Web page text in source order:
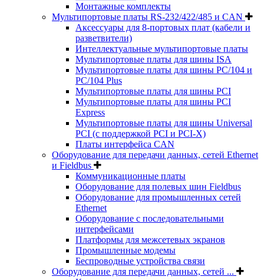
Монтажные комплекты
Мультипортовые платы RS-232/422/485 и CAN
Аксессуары для 8-портовых плат (кабели и
разветвители)
Интеллектуальные мультипортовые платы
Мультипортовые платы для шины ISA
Мультипортовые платы для шины PC/104 и
PC/104 Plus
Мультипортовые платы для шины PCI
Мультипортовые платы для шины PCI
Express
Мультипортовые платы для шины Universal
PCI (с поддержкой PCI и PCI-X)
Платы интерфейса CAN
Оборудование для передачи данных, сетей Ethernet
и Fieldbus
Коммуникационные платы
Оборудование для полевых шин Fieldbus
Оборудование для промышленных сетей
Ethernet
Оборудование с последовательными
интерфейсами
Платформы для межсетевых экранов
Промышленные модемы
Беспроводные устройства связи
Оборудование для передачи данных, сетей ...